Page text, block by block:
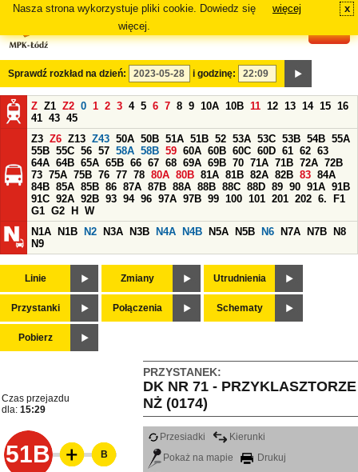
Nasza strona wykorzystuje pliki cookie. Dowiedz się
więcej.
więcej x
Sprawdź rozkład na dzień: i godzinę:
Z Z1 Z2 0 1 2 3 4 5 6 7 8 9 10A 10B 11 12 13 14 15 16
41 43 45
Z3 Z6 Z13 Z43 50A 50B 51A 51B 52 53A 53C 53B 54B 55A
55B 55C 56 57 58A 58B 59 60A 60B 60C 60D 61 62 63
64A 64B 65A 65B 66 67 68 69A 69B 70 71A 71B 72A 72B
73 75A 75B 76 77 78 80A 80B 81A 81B 82A 82B 83 84A
84B 85A 85B 86 87A 87B 88A 88B 88C 88D 89 90 91A 91B
91C 92A 92B 93 94 96 97A 97B 99 100 101 201 202 6.
F1
G1 G2 H
W
N1A
N1B N2 N3A N3B N4A N4B N5A N5B N6 N7A N7B
N8
N9
Linie Zmiany Utrudnienia
Przystanki Połączenia Schematy
Pobierz
PRZYSTANEK:
DK NR 71 - PRZYKLASZTORZE
NŻ (0174)
Czas przejazdu
dla: 15:29
51B
Przesiadki
Kierunki
Pokaż na mapie
Drukuj
B